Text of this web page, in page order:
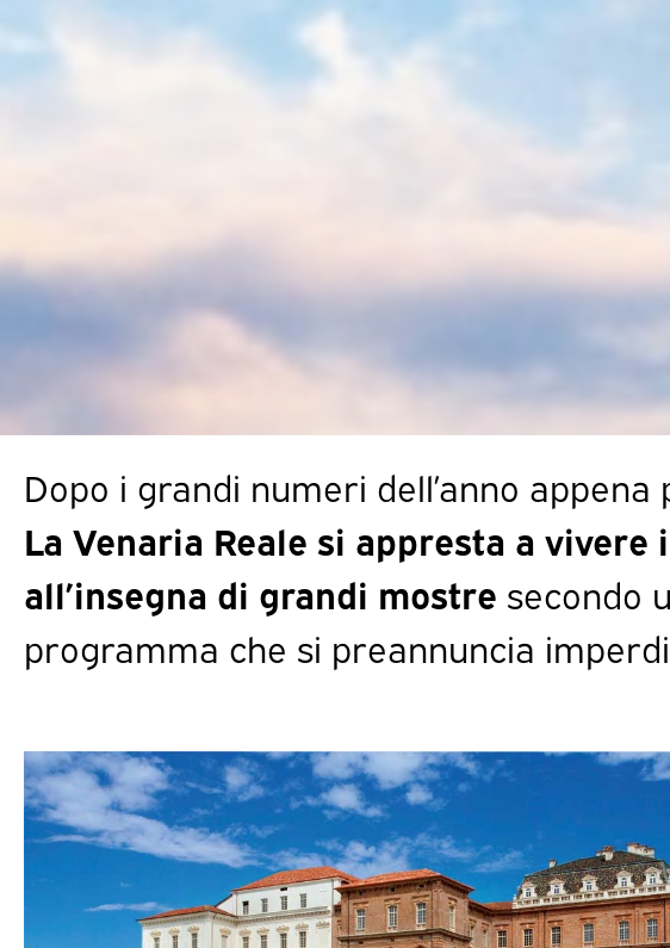
Dopo i grandi numeri dell’anno appena
La Venaria Reale si appresta a vivere
all’insegna di grandi mostre secondo
programma che si preannuncia